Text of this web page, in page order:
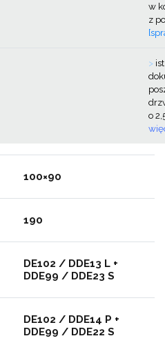
w
z
>
o
100×90
190
DE102 / DDE13 L +
DDE99 / DDE23 S
DE102 / DDE14 P +
DDE99 / DDE22 S